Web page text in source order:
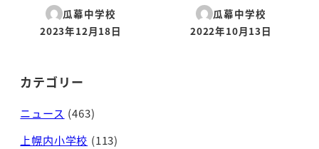
瓜幕中学校
投稿日
2023年12月18日
瓜幕中学校
投稿日
2022年10月13日
カテゴリー
ニュース (463)
上幌内小学校 (113)